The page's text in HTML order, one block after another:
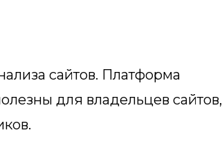
сайтов. Платформа
для владельцев сайтов,